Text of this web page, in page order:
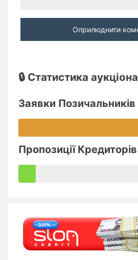
🔒 Статистика аукціона
Заявки Позичальників
Пропозиції Кредиторів